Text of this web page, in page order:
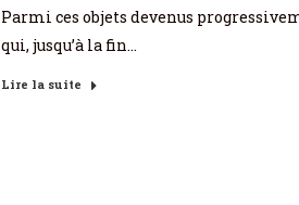
Parmi ces objets devenus
qui, jusqu’à la fin…
Lire la suite